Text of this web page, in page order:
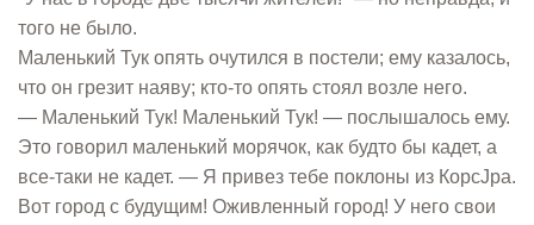
того не было.
Маленький Тук опять очутился в постели; ему казалось,
что он грезит наяву; кто-то опять стоял возле него.
— Маленький Тук! Маленький Тук! — послышалось ему.
Это говорил маленький морячок, как будто бы кадет, а
все-таки не кадет. — Я привез тебе поклоны из КорсЈра.
Вот город с будущим! Оживленный город! У него свои